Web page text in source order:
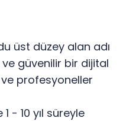
üst düzey alan adı
güvenilir bir dijital
profesyoneller
- 10 yıl süreyle